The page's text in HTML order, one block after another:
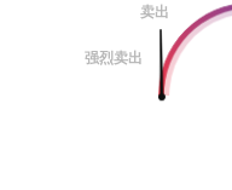
卖出
强烈卖出